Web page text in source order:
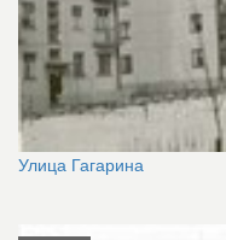
Улица Гагарина